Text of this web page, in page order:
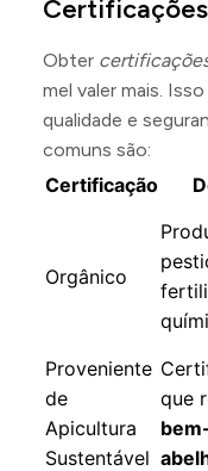
Obter
mel valer mais.
qualidade e
comuns são:
Certificação
Orgânico
Proveniente
de
Apicultura
Sustentável
que